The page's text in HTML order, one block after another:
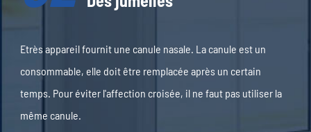
Etrès appareil fournit une canule nasale. La canule est un
consommable, elle doit être remplacée après un certain
temps. Pour éviter l'affection croisée, il ne faut pas utiliser la
même canule.